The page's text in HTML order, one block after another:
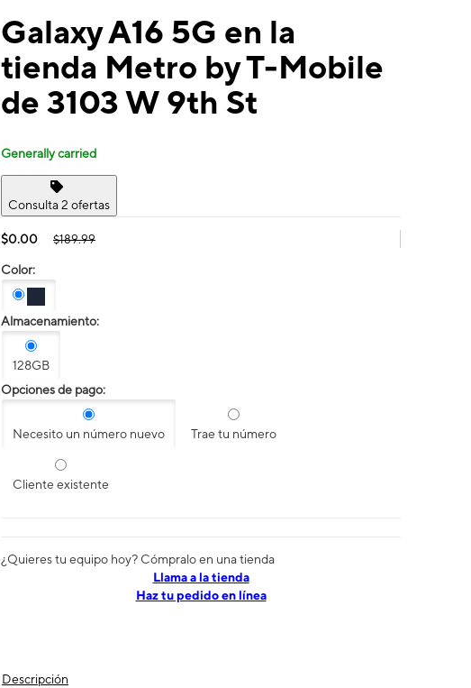
Galaxy A16 5G en la
tienda Metro by T-Mobile
de 3103 W 9th St
Generally carried
Consulta 2 ofertas
$0.00 $189.99
Color:
Almacenamiento:
128GB
Opciones de pago:
Necesito un número nuevo Trae tu número
Cliente existente
¿Quieres tu equipo hoy? Cómpralo en una tienda
​​​​​​​Llama a la tienda
Haz tu pedido en línea
Descripción